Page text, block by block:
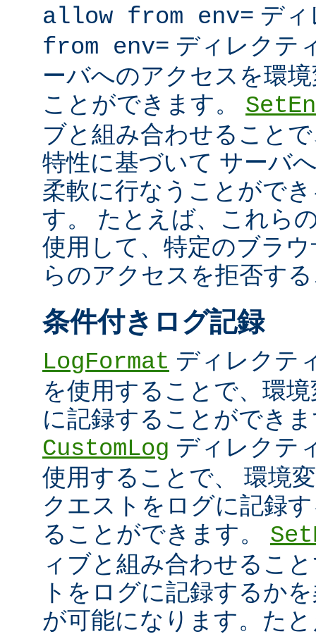
allow from env= デ
from env= ディレクテ
ーバへのアクセスを環
ことができます。
ブと組み合わせること
特性に基づいて サーバ
柔軟に行なうことがで
す。 たとえば、これら
使用して、特定のブラ
らのアクセスを拒否す
条件付きログ記録
LogFormat ディレクテ
を使用することで、環
に記録することができ
CustomLog ディレクテ
使用することで、 環境
クエストをログに記録
ることができます。
ィブと組み合わせるこ
トをログに記録するか
が可能になります。た